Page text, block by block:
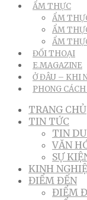
ẨM THỰC
ẨM
ẨM
ẨM
ĐỐI THOẠI
E.MAGAZINE
Ở ĐÂU – KHI
PHONG CÁCH
TRANG CHỦ
TIN TỨC
TIN
VĂN
SỰ
KINH
ĐIỂM ĐẾN
ĐIỂM